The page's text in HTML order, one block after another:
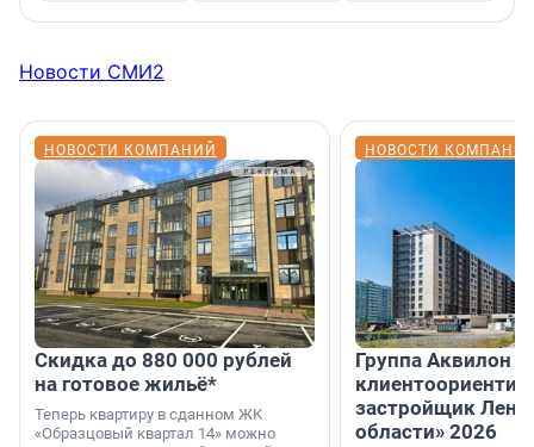
Новости СМИ2
НОВОСТИ КОМПАНИЙ
Скидка до 880 000 рублей
на готовое жильё*
Теперь квартиру в сданном ЖК
«Образцовый квартал 14» можно
НОВОСТИ
Группа Аквилон
застройщик
области» 2026